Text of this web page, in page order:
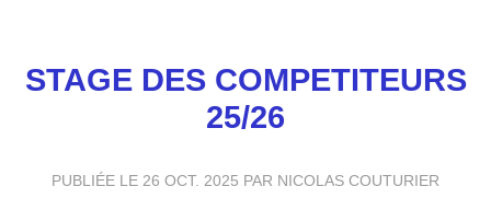
STAGE DES COMPETITEURS
25/26
PUBLIÉE LE 26 OCT. 2025 PAR NICOLAS COUTURIER